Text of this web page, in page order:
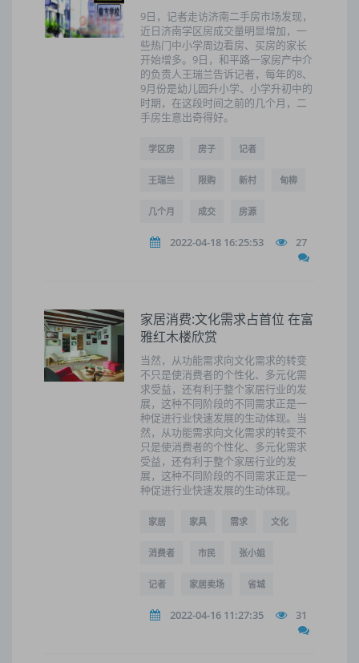
9日，记者走访济南二手房市场发现，
近日济南学区房成交量明显增加，一
些热门中小学周边看房、买房的家长
开始增多。9日，和平路一家房产中介
的负责人王瑞兰告诉记者，每年的8、
9月份是幼儿园升小学、小学升初中的
时期，在这段时间之前的几个月，二
手房生意出奇得好。
学区房 房子 记者
王瑞兰 限购 新村 甸柳
几个月 成交 房源
2022-04-18 16:25:53 27
家居消费:文化需求占首位 在富
雅红木楼欣赏
当然，从功能需求向文化需求的转变
不只是使消费者的个性化、多元化需
求受益，还有利于整个家居行业的发
展，这种不同阶段的不同需求正是一
种促进行业快速发展的生动体现。当
然，从功能需求向文化需求的转变不
只是使消费者的个性化、多元化需求
受益，还有利于整个家居行业的发
展，这种不同阶段的不同需求正是一
种促进行业快速发展的生动体现。
家居 家具 需求 文化
消费者 市民 张小姐
记者 家居卖场 省城
2022-04-16 11:27:35 31